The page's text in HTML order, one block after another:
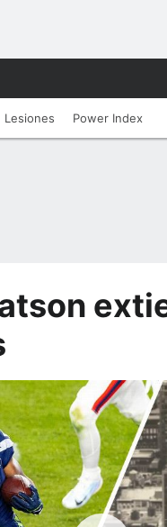
Lesiones Power Index